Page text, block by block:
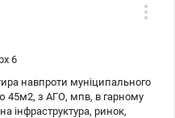
6
навпроти муніципального
45м2, з АГО, мпв, в гарному
інфраструктура, ринок,